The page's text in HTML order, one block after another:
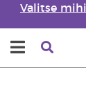
Valitse